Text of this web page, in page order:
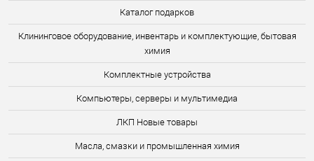
Каталог подарков
Клининговое оборудование, инвентарь и комплектующие, бытовая
химия
Комплектные устройства
Компьютеры, серверы и мультимедиа
ЛКП Новые товары
Масла, смазки и промышленная химия